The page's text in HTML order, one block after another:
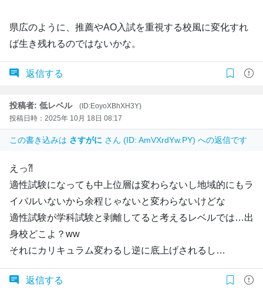
県広のように、推薦やAO入試を重視する校風に変化すれ
ば生き残れるのではないかな。
返信する
投稿者: 低レベル
(ID:EoyoXBhXH3Y)
投稿日時：2025年 10月 18日 08:17
この書き込みは さすがに さん (ID: AmVXrdYw.PY) への返信です
えっ⁈
適性試験になっても中上位層は変わらないし地域的にもラ
イバルいないから余程じゃないと変わらないけどな
適性試験が学科試験と剥離してると考えるレベルでは…出
身校どこよ？ww
それにカリキュラム変わるし逆に底上げされるし…
返信する